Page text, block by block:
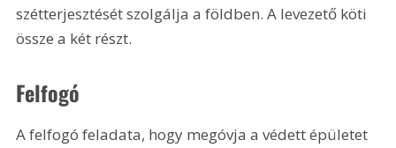
szétterjesztését szolgálja a földben. A levezető köti
össze a két részt.
Felfogó
A felfogó feladata, hogy megóvja a védett épületet